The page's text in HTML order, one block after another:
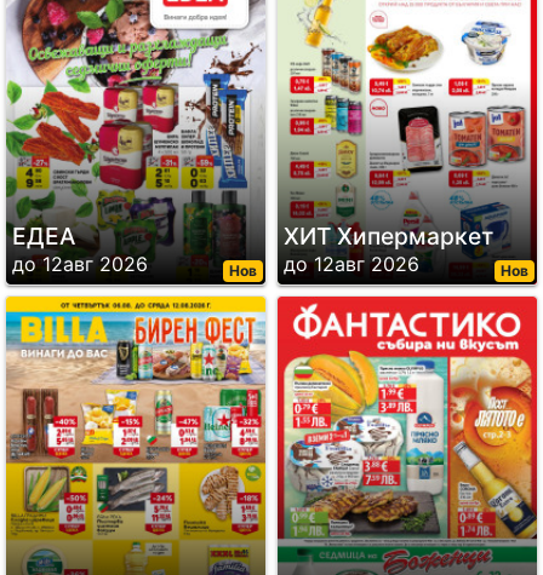
Нов
ЕДЕА
до 12авг 2026 Нов
ХИТ Хипермаркет
до 12авг 2026